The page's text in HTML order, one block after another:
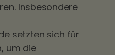
Insbesondere
setzten sich für
um die